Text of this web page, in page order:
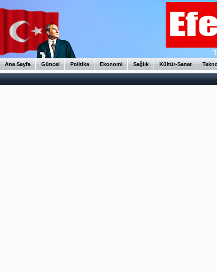
Ana Sayfa Güncel Politika Ekonomi Sağlık Kültür-Sanat